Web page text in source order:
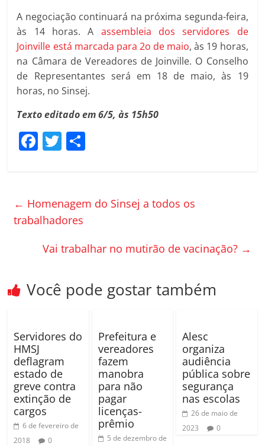
A negociação continuará na próxima segunda-feira,
às 14 horas. A assembleia dos servidores de
Joinville está marcada para 2o de maio, às 19 horas,
na Câmara de Vereadores de Joinville. O Conselho
de Representantes será em 18 de maio, às 19
horas, no Sinsej.
Texto editado em 6/5, às 15h50
F
e
b
o
T
er p
h
← Homenagem do Sinsej a todos os
trabalhadores
Vai trabalhar no mutirão de vacinação? →
Você pode gostar também
Servidores do
HMSJ
deflagram
estado de
greve contra
extinção de
cargos
6 de fevereiro de
2018
0
Prefeitura e
vereadores
fazem
manobra
para não
pagar
licenças-
prêmio
5 de dezembro de
Alesc
organiza
audiência
pública sobre
segurança
nas escolas
26 de maio de
2023
0